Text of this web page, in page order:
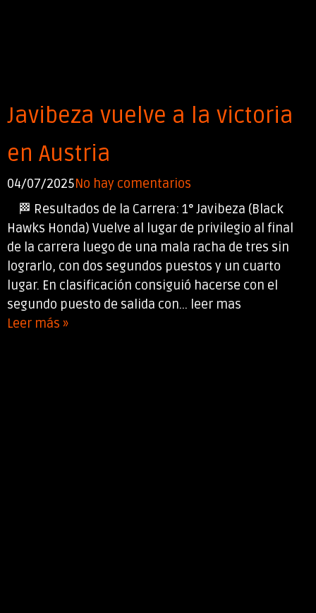
Javibeza vuelve a la victoria
en Austria
04/07/2025No hay comentarios
🏁 Resultados de la Carrera: 1° Javibeza (Black
Hawks Honda) Vuelve al lugar de privilegio al final
de la carrera luego de una mala racha de tres sin
lograrlo, con dos segundos puestos y un cuarto
lugar. En clasificación consiguió hacerse con el
segundo puesto de salida con... leer mas
Leer más »